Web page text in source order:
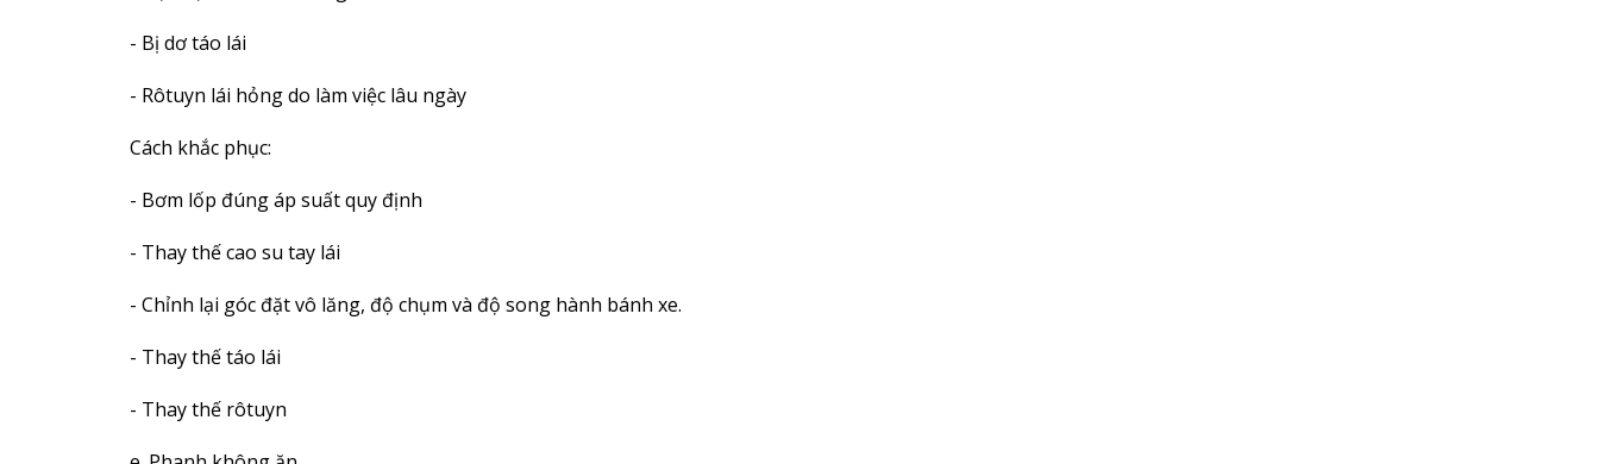
- Bị dơ táo lái
- Rôtuyn lái hỏng do làm việc lâu ngày
Cách khắc phục:
- Bơm lốp đúng áp suất quy định
- Thay thế cao su tay lái
- Chỉnh lại góc đặt vô lăng, độ chụm và độ song hành bánh xe.
- Thay thế táo lái
- Thay thế rôtuyn